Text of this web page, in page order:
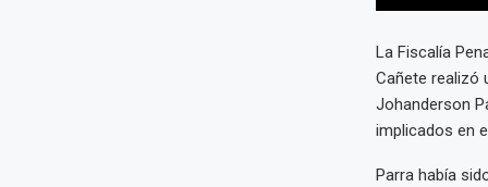
La Fiscalía
Cañete realizó
Johanderson
implicados en
Parra había